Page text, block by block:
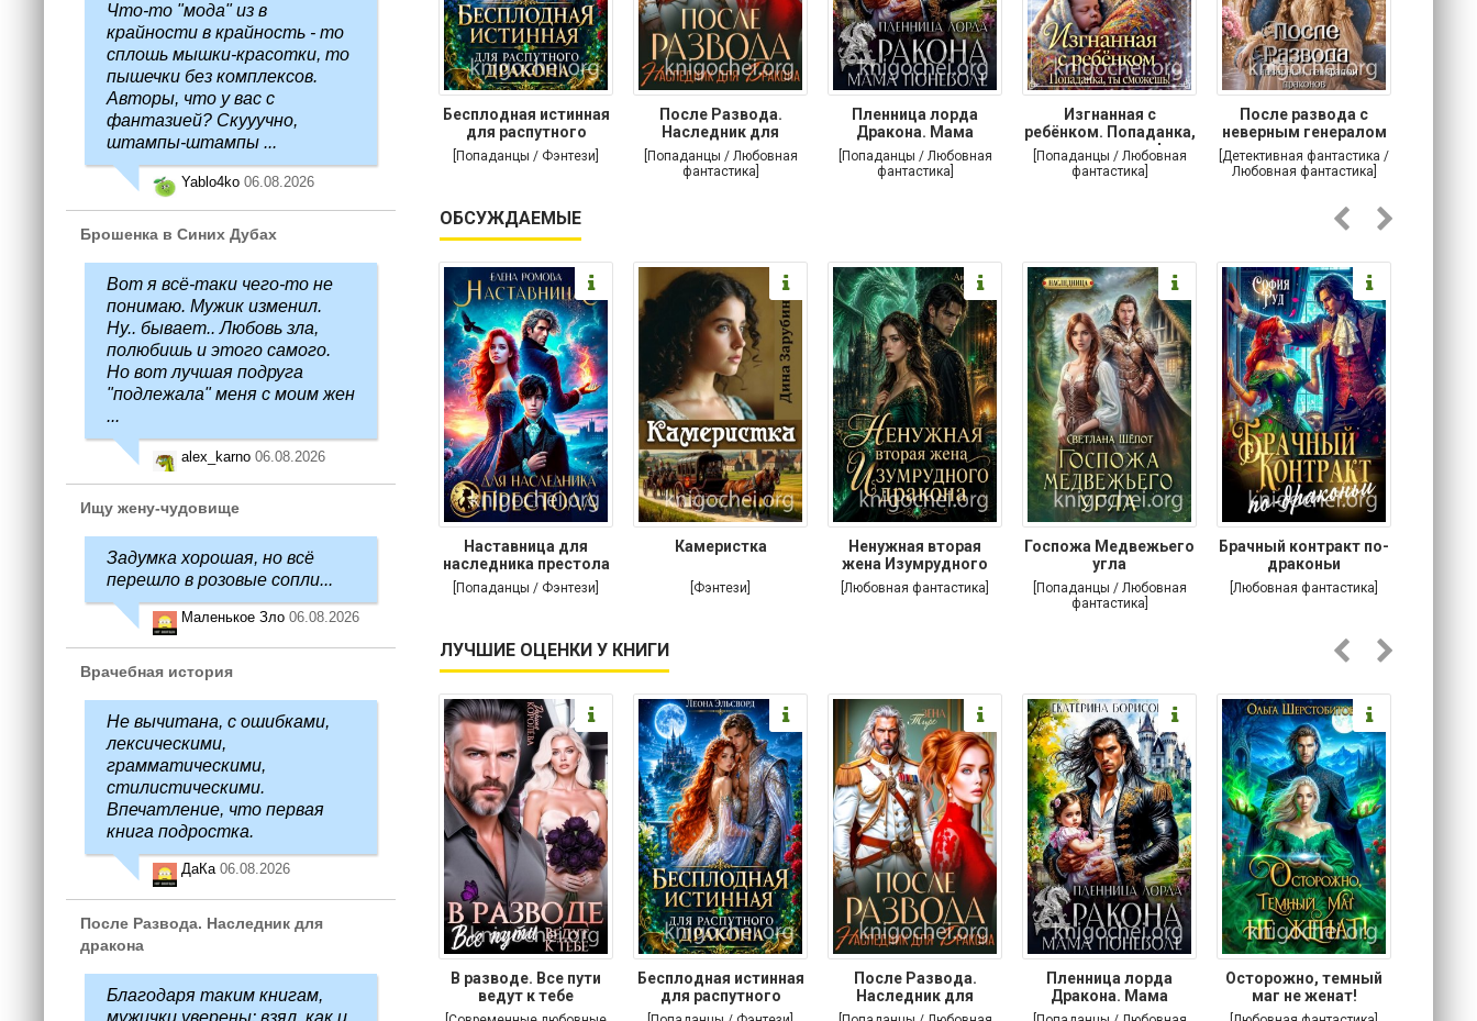
Бесплодная истинная
для распутного
дракона
[Попаданцы / Фэнтези]
После Развода.
Наследник для
дракона
[Попаданцы / Любовная
фантастика]
Пленница лорда
Дракона. Мама
поневоле
[Попаданцы / Любовная
фантастика]
Изгнанная с
ребёнком. Попаданка,
ты сможешь!
[Попаданцы / Любовная
фантастика]
После развода с
неверным генералом
драконов
[Детективная фантастика /
Любовная фантастика]
ОБСУЖДАЕМЫЕ
Наставница для
наследника престола
[Попаданцы / Фэнтези]
Камеристка
[Фэнтези]
Ненужная вторая
жена Изумрудного
дракона
[Любовная фантастика]
Госпожа Медвежьего
угла
[Попаданцы / Любовная
фантастика]
Брачный контракт по-
драконьи
[Любовная фантастика]
ЛУЧШИЕ ОЦЕНКИ У КНИГИ
В разводе. Все пути
ведут к тебе
Бесплодная истинная
для распутного
дракона
После Развода.
Наследник для
дракона
Пленница лорда
Дракона. Мама
поневоле
Осторожно, темный
маг не женат!
Что-то "мода" из в
крайности в крайность - то
сплошь мышки-красотки, то
пышечки без комплексов.
Авторы, что у вас с
фантазией? Скууучно,
штампы-штампы ...
Yablo4ko 06.08.2026
Брошенка в Синих Дубах
Вот я всё-таки чего-то не
понимаю. Мужик изменил.
Ну.. бывает.. Любовь зла,
полюбишь и этого самого.
Но вот лучшая подруга
"подлежала" меня с моим жен
...
alex_karno 06.08.2026
Ищу жену-чудовище
Задумка хорошая, но всё
перешло в розовые сопли...
Маленькое Зло 06.08.2026
Врачебная история
Не вычитана, с ошибками,
лексическими,
грамматическими,
стилистическими.
Впечатление, что первая
книга подростка.
ДаКа 06.08.2026
После Развода. Наследник для
дракона
Благодаря таким книгам,
мужички уверены: взял, как и